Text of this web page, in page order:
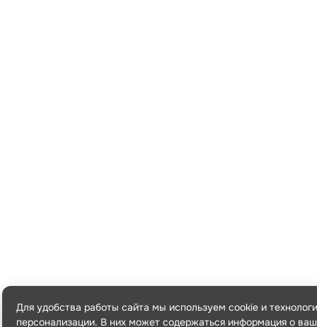
Для удобства работы сайта мы используем cookie и
персонализации. В них может содержаться информация о